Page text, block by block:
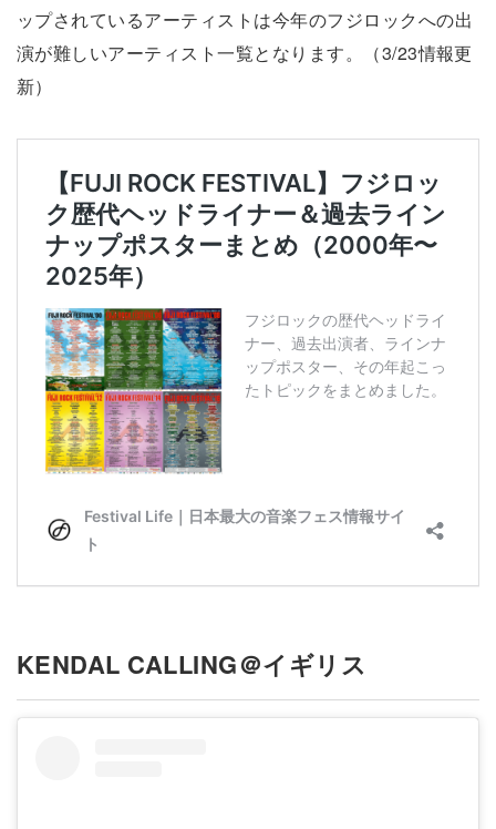
ップされているアーティストは今年のフジロックへの出
演が難しいアーティスト一覧となります。（3/23情報更
新）
KENDAL CALLING＠イギリス